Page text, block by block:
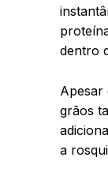
dentro
Apesar
grãos
a